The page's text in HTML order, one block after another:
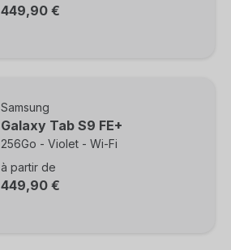
449,90 €
Samsung
Galaxy Tab S9 FE+
256Go - Violet - Wi-Fi
à partir de
449,90 €